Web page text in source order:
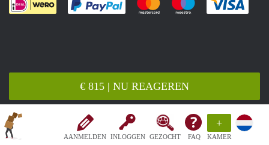
AANMELDEN INLOGGEN GEZOCHT FAQ
+
KAMER
€ 815 | NU REAGEREN
Je rekent gemakkelijk af met Paypal
Je rekent gemakkelijk af met
Je rekent